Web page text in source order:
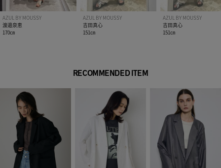
AZUL BY MOUSSY
渡邉泉恵
170㎝
AZUL BY MOUSSY
吉田真心
151㎝
AZUL BY MOUSSY
吉田真心
151㎝
RECOMMENDED ITEM